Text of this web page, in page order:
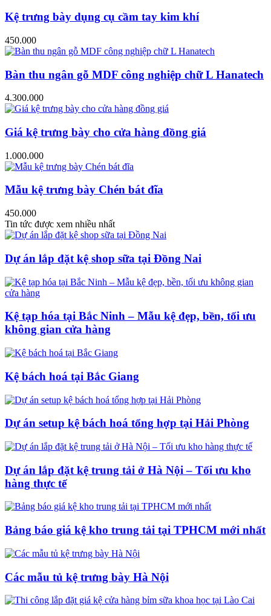
Kệ trưng bày dụng cụ cầm tay kim khí
450.000
Bàn thu ngân gỗ MDF công nghiệp chữ L Hanatech
4.300.000
Giá kệ trưng bày cho cửa hàng đồng giá
1.000.000
Mẫu kệ trưng bày Chén bát đĩa
450.000
Tin tức được xem nhiều nhất
Dự án lắp đặt kệ shop sữa tại Đồng Nai
Kệ tạp hóa tại Bắc Ninh – Mẫu kệ đẹp, bền, tối ưu
không gian cửa hàng
Kệ bách hoá tại Bắc Giang
Dự án setup kệ bách hoá tổng hợp tại Hải Phòng
Dự án lắp đặt kệ trung tải ở Hà Nội – Tối ưu kho
hàng thực tế
Bảng báo giá kệ kho trung tải tại TPHCM mới nhất
Các mẫu tủ kệ trưng bày Hà Nội